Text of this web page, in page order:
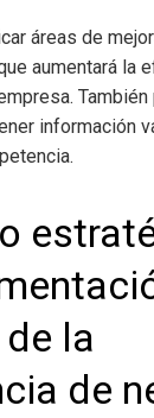
áreas de
aumentará la
También
información
la
de